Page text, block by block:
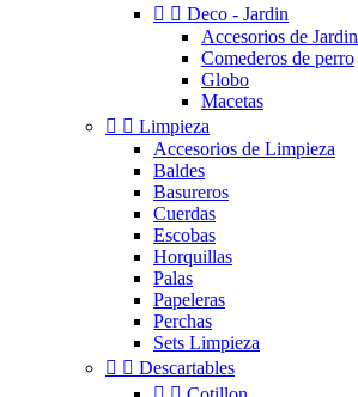
  Deco - Jardin
Accesorios de Jardin
Comederos de perro
Globo
Macetas
  Limpieza
Accesorios de Limpieza
Baldes
Basureros
Cuerdas
Escobas
Horquillas
Palas
Papeleras
Perchas
Sets Limpieza
  Descartables